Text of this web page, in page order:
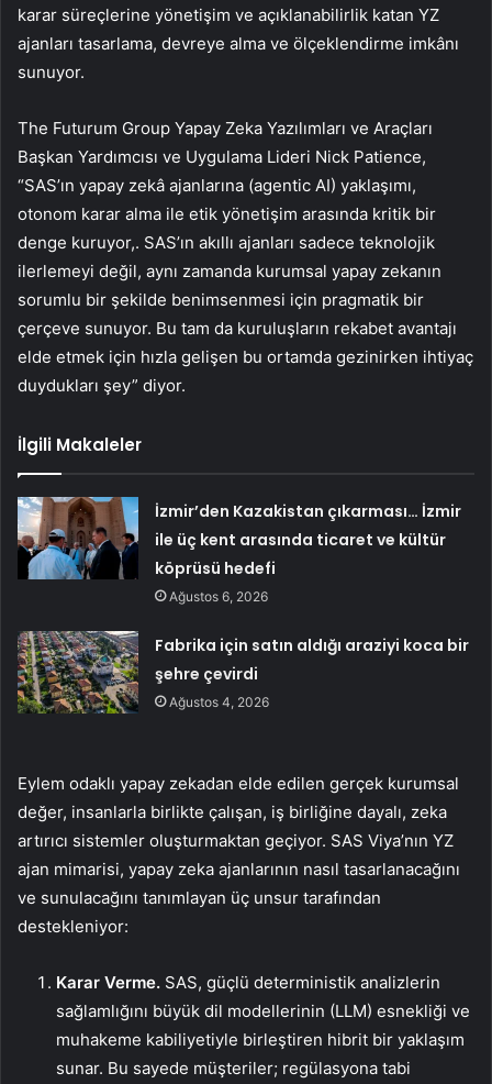
karar süreçlerine yönetişim ve açıklanabilirlik katan YZ
ajanları tasarlama, devreye alma ve ölçeklendirme imkânı
sunuyor.
The Futurum Group Yapay Zeka Yazılımları ve Araçları
Başkan Yardımcısı ve Uygulama Lideri Nick Patience,
“SAS’ın yapay zekâ ajanlarına (agentic AI) yaklaşımı,
otonom karar alma ile etik yönetişim arasında kritik bir
denge kuruyor,. SAS’ın akıllı ajanları sadece teknolojik
ilerlemeyi değil, aynı zamanda kurumsal yapay zekanın
sorumlu bir şekilde benimsenmesi için pragmatik bir
çerçeve sunuyor. Bu tam da kuruluşların rekabet avantajı
elde etmek için hızla gelişen bu ortamda gezinirken ihtiyaç
duydukları şey” diyor.
İlgili Makaleler
İzmir’den Kazakistan çıkarması… İzmir
ile üç kent arasında ticaret ve kültür
köprüsü hedefi
Ağustos 6, 2026
Fabrika için satın aldığı araziyi koca bir
şehre çevirdi
Ağustos 4, 2026
Eylem odaklı yapay zekadan elde edilen gerçek kurumsal
değer, insanlarla birlikte çalışan, iş birliğine dayalı, zeka
artırıcı sistemler oluşturmaktan geçiyor. SAS Viya’nın YZ
ajan mimarisi, yapay zeka ajanlarının nasıl tasarlanacağını
ve sunulacağını tanımlayan üç unsur tarafından
destekleniyor:
Karar Verme. SAS, güçlü deterministik analizlerin
sağlamlığını büyük dil modellerinin (LLM) esnekliği ve
muhakeme kabiliyetiyle birleştiren hibrit bir yaklaşım
sunar. Bu sayede müşteriler; regülasyona tabi